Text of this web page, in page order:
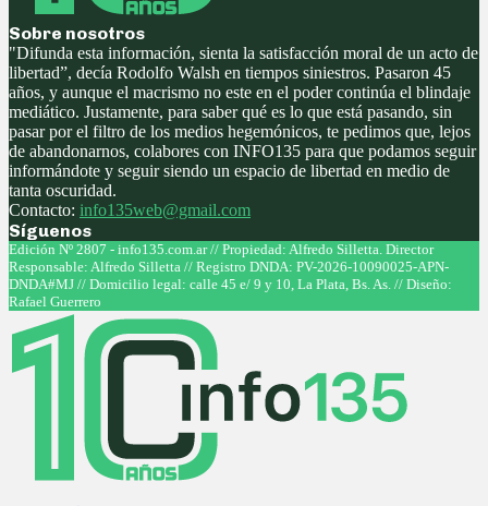
Sobre nosotros
"Difunda esta información, sienta la satisfacción moral de un acto de
libertad”, decía Rodolfo Walsh en tiempos siniestros. Pasaron 45
años, y aunque el macrismo no este en el poder continúa el blindaje
mediático. Justamente, para saber qué es lo que está pasando, sin
pasar por el filtro de los medios hegemónicos, te pedimos que, lejos
de abandonarnos, colabores con INFO135 para que podamos seguir
informándote y seguir siendo un espacio de libertad en medio de
tanta oscuridad.
Contacto: info135web@gmail.com
Síguenos
Facebook
Twitter
Instagram
Youtube
Edición Nº 2807 - info135.com.ar // Propiedad: Alfredo Silletta. Director
Responsable: Alfredo Silletta // Registro DNDA: PV-2026-10090025-APN-
DNDA#MJ // Domicilio legal: calle 45 e/ 9 y 10, La Plata, Bs. As. // Diseño:
Rafael Guerrero